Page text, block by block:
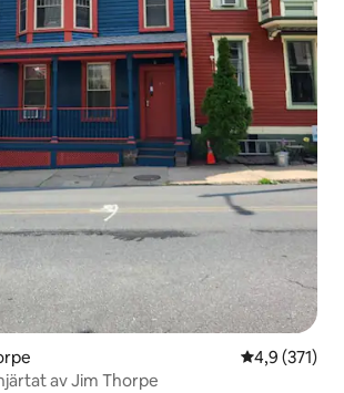
4,9 av 5 i
4,9 (371)
av Jim Thorpe